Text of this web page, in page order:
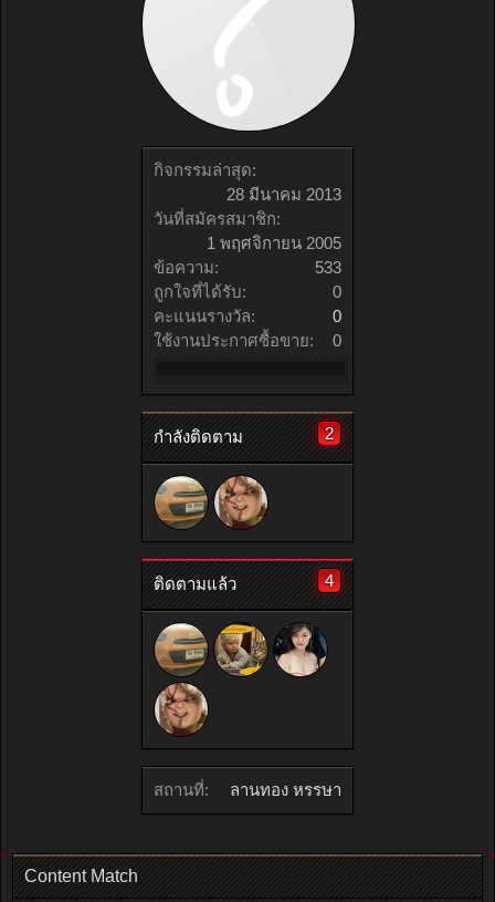
กิจกรรมล่าสุด:
28 มีนาคม 2013
วันที่สมัครสมาชิก:
1 พฤศจิกายน 2005
ข้อความ:
533
ถูกใจที่ได้รับ:
0
คะแนนรางวัล:
0
ใช้งานประกาศซื้อขาย:
0
กำลังติดตาม 2
ติดตามแล้ว 4
สถานที่: ลานทอง หรรษา
Content Match